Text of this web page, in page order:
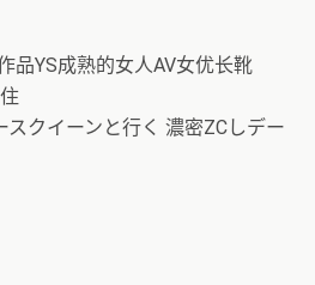
品YS成熟的女人AV女优长靴
スクイーンと行く 濃密ZCしデー